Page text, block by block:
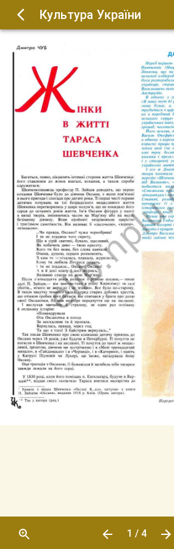
Культура України
1 / 4